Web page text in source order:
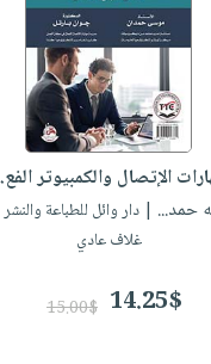
الإتصال والكمبيوتر
حمد... | دار وائل للطباعة
غلاف عادي
14.25$
15.00$